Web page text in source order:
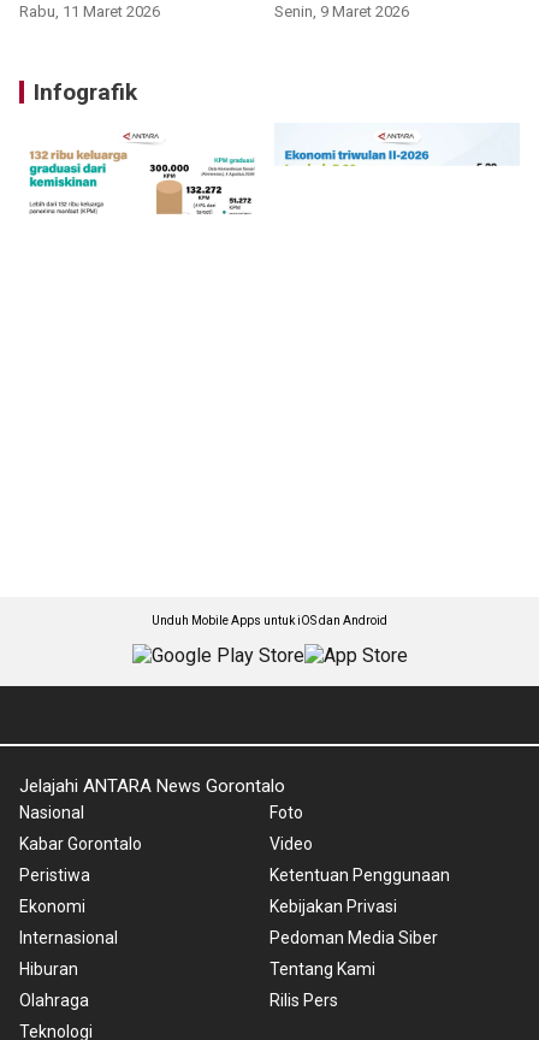
Rabu, 11 Maret 2026 Senin, 9 Maret 2026
Infografik
Unduh Mobile Apps untuk iOS dan Android
Jelajahi ANTARA News Gorontalo
Nasional
Kabar Gorontalo
Peristiwa
Ekonomi
Internasional
Hiburan
Olahraga
Teknologi
Foto
Video
Ketentuan Penggunaan
Kebijakan Privasi
Pedoman Media Siber
Tentang Kami
Rilis Pers